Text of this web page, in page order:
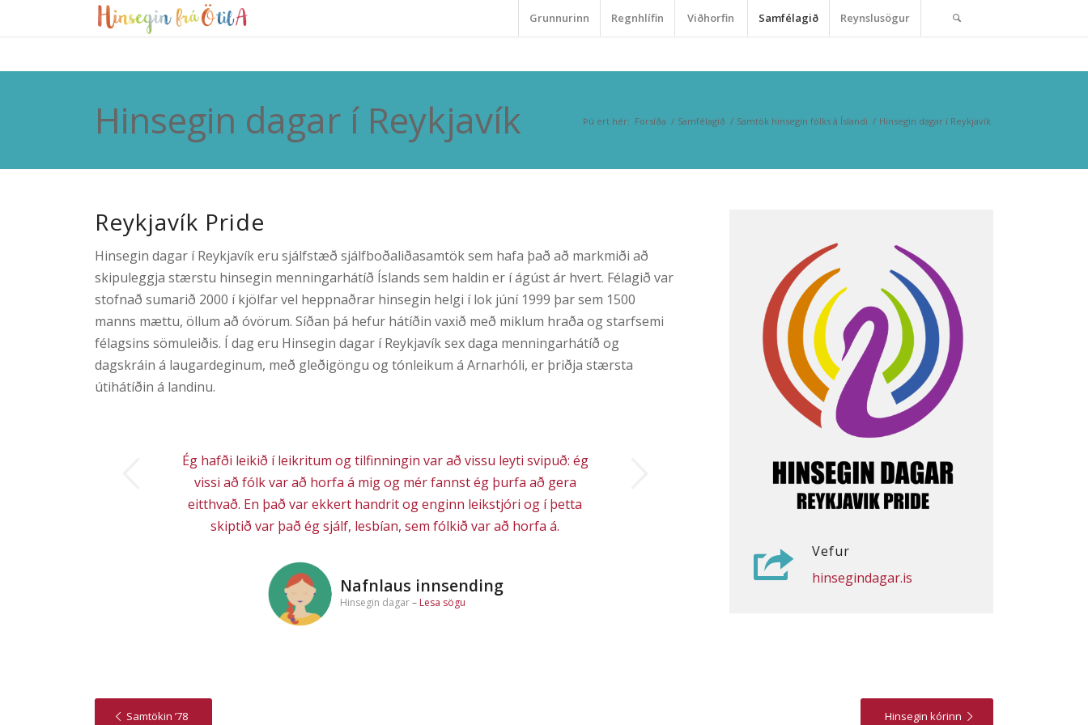
Grunnurinn Regnhlífin Viðhorfin Samfélagið Reynslusögur
Hinsegin dagar í Reykjavík Þú ert hér: Forsíða / Samfélagið / Samtök hinsegin fólks á Íslandi / Hinsegin dagar í Reykjavík
Reykjavík Pride
Hinsegin dagar í Reykjavík eru sjálfstæð sjálfboðaliðasamtök sem hafa það að markmiði að
skipuleggja stærstu hinsegin menningarhátíð Íslands sem haldin er í ágúst ár hvert. Félagið var
stofnað sumarið 2000 í kjölfar vel heppnaðrar hinsegin helgi í lok júní 1999 þar sem 1500
manns mættu, öllum að óvörum. Síðan þá hefur hátíðin vaxið með miklum hraða og starfsemi
félagsins sömuleiðis. Í dag eru Hinsegin dagar í Reykjavík sex daga menningarhátíð og
dagskráin á laugardeginum, með gleðigöngu og tónleikum á Arnarhóli, er þriðja stærsta
útihátíðin á landinu.
Ég hafði leikið í leikritum og tilfinningin var að vissu leyti svipuð: ég
vissi að fólk var að horfa á mig og mér fannst ég þurfa að gera
eitthvað. En það var ekkert handrit og enginn leikstjóri og í þetta
skiptið var það ég sjálf, lesbían, sem fólkið var að horfa á.
Nafnlaus innsending
Hinsegin dagar– Lesa sögu
Next
Vefur
hinsegindagar.is
Samtökin ’78 Hinsegin kórinn